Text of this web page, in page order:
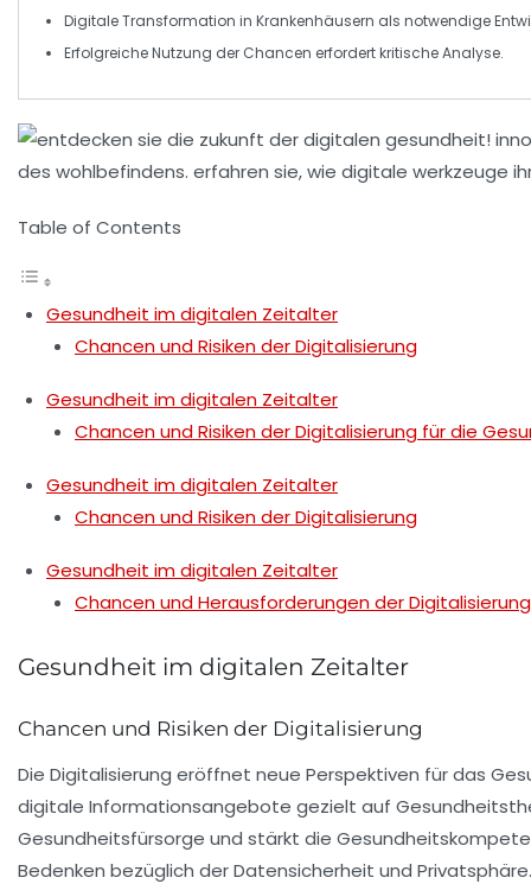
DigitaleTransformation in Krankenhäusern als notwendige
Erfolgreiche Nutzung der Chancen erfordert kritische Analyse.
Table of Contents
Gesundheit im digitalen Zeitalter
Chancen und Risiken der Digitalisierung
Gesundheit im digitalen Zeitalter
Chancen und Risiken der Digitalisierung für die
Gesundheit im digitalen Zeitalter
Chancen und Risiken der Digitalisierung
Gesundheit im digitalen Zeitalter
Chancen und Herausforderungen der Digitalisierung
Gesundheit im digitalen Zeitalter
Chancen und Risiken der Digitalisierung
Die Digitalisierung eröffnet neue Perspektiven für das
digitale Informationsangebote gezielt auf
Gesundheitsfürsorge und stärkt die
Bedenken bezüglich derDatensicherheit und Privatsphäre.